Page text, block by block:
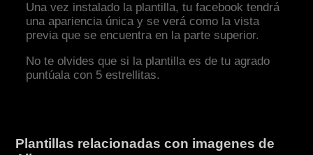
Una vez instalado la plantilla, tu facebook tendrá
una apariencia única y se verá como la vista
previa que se encuentra en la parte superior.
No te olvides que si la plantilla es de tu agrado
puntúala con 5 estrellitas.
Plantillas relacionadas con imagenes de